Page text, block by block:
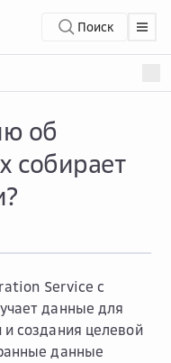
Поиск
об
собирает
Service с
данные для
создания целевой
данные